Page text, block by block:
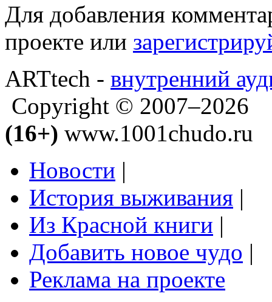
Для добавления
проекте или
ARTtech - внутренний
Copyright © 2007–2026
(16+) www.1001chudo.ru
Новости |
История выживания |
Из Красной книги |
Добавить новое чудо |
Реклама на проекте